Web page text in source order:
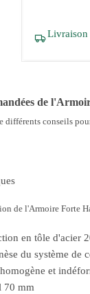
Livraison
de
différents conseils
de l'Armoire Forte
en tôle d'acier
du système de
et
70 mm